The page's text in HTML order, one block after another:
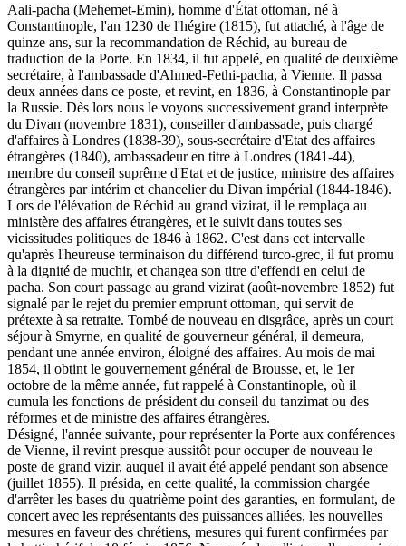
Aali-pacha (Mehemet-Emin), homme d'État ottoman, né à
Constantinople, l'an 1230 de l'hégire (1815), fut attaché, à l'âge de
quinze ans, sur la recommandation de Réchid, au bureau de
traduction de la Porte. En 1834, il fut appelé, en qualité de deuxième
secrétaire, à l'ambassade d'Ahmed-Fethi-pacha, à Vienne. Il passa
deux années dans ce poste, et revint, en 1836, à Constantinople par
la Russie. Dès lors nous le voyons successivement grand interprète
du Divan (novembre 1831), conseiller d'ambassade, puis chargé
d'affaires à Londres (1838-39), sous-secrétaire d'Etat des affaires
étrangères (1840), ambassadeur en titre à Londres (1841-44),
membre du conseil suprême d'Etat et de justice, ministre des affaires
étrangères par intérim et chancelier du Divan impérial (1844-1846).
Lors de l'élévation de Réchid au grand vizirat, il le remplaça au
ministère des affaires étrangères, et le suivit dans toutes ses
vicissitudes politiques de 1846 à 1862. C'est dans cet intervalle
qu'après l'heureuse terminaison du différend turco-grec, il fut promu
à la dignité de muchir, et changea son titre d'effendi en celui de
pacha. Son court passage au grand vizirat (août-novembre 1852) fut
signalé par le rejet du premier emprunt ottoman, qui servit de
prétexte à sa retraite. Tombé de nouveau en disgrâce, après un court
séjour à Smyrne, en qualité de gouverneur général, il demeura,
pendant une année environ, éloigné des affaires. Au mois de mai
1854, il obtint le gouvernement général de Brousse, et, le 1er
octobre de la même année, fut rappelé à Constantinople, où il
cumula les fonctions de président du conseil du tanzimat ou des
réformes et de ministre des affaires étrangères.
Désigné, l'année suivante, pour représenter la Porte aux conférences
de Vienne, il revint presque aussitôt pour occuper de nouveau le
poste de grand vizir, auquel il avait été appelé pendant son absence
(juillet 1855). Il présida, en cette qualité, la commission chargée
d'arrêter les bases du quatrième point des garanties, en formulant, de
concert avec les représentants des puissances alliées, les nouvelles
mesures en faveur des chrétiens, mesures qui furent confirmées par